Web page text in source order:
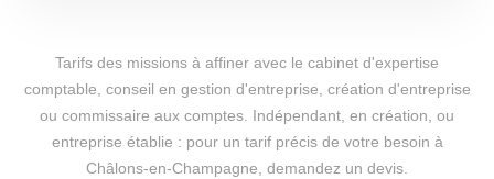
Tarifs des missions à affiner avec le cabinet d'expertise
comptable, conseil en gestion d'entreprise, création d'entreprise
ou commissaire aux comptes. Indépendant, en création, ou
entreprise établie : pour un tarif précis de votre besoin à
Châlons-en-Champagne, demandez un devis.